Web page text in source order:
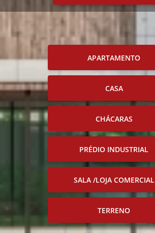
APARTAMENTO
CASA
CHÁCARAS
PRÉDIO INDUSTRIAL
SALA /LOJA COMERCIAL
TERRENO